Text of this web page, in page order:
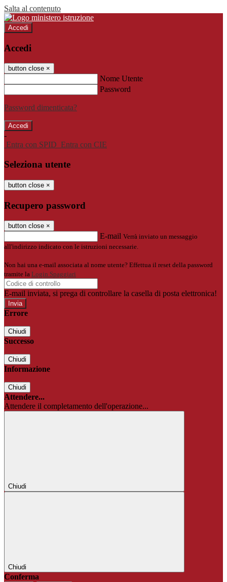
Salta al contenuto
Accedi
Accedi
button close ×
Nome Utente
Password
Password dimenticata?
-
Entra con SPID Entra con CIE
Seleziona utente
button close ×
Recupero password
button close ×
E-mail Verrà inviato un messaggio
all'indirizzo indicato con le istruzioni necessarie.
Non hai una e-mail associata al nome utente? Effettua il reset della password
tramite la Login Spaggiari
E-mail inviata, si prega di controllare la casella di posta elettronica!
Errore
Chiudi
Successo
Chiudi
Informazione
Chiudi
Attendere...
Attendere il completamento dell'operazione...
Chiudi
Chiudi
Conferma